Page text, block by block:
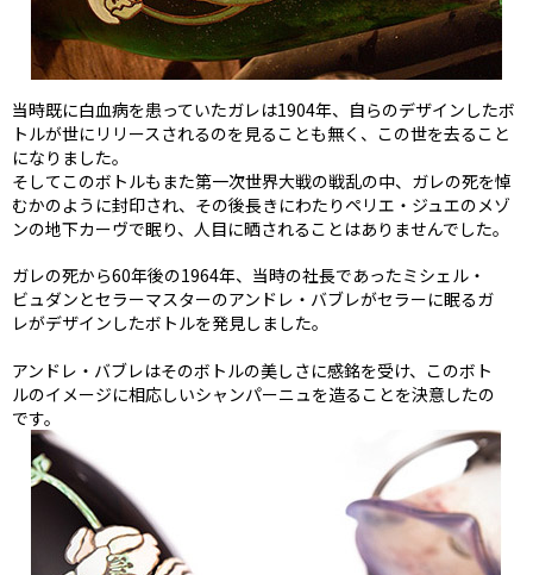
当時既に白血病を患っていたガレは1904年、自らのデザインしたボ
トルが世にリリースされるのを見ることも無く、この世を去ること
になりました。
そしてこのボトルもまた第一次世界大戦の戦乱の中、ガレの死を悼
むかのように封印され、その後長きにわたりペリエ・ジュエのメゾ
ンの地下カーヴで眠り、人目に晒されることはありませんでした。
ガレの死から60年後の1964年、当時の社長であったミシェル・
ビュダンとセラーマスターのアンドレ・バブレがセラーに眠るガ
レがデザインしたボトルを発見しました。
アンドレ・バブレはそのボトルの美しさに感銘を受け、このボト
ルのイメージに相応しいシャンパーニュを造ることを決意したの
です。